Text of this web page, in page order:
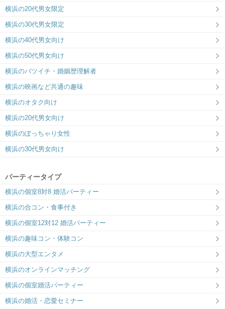
横浜の20代男女限定
横浜の30代男女限定
横浜の40代男女向け
横浜の50代男女向け
横浜のバツイチ・婚姻歴理解者
横浜の映画など共通の趣味
横浜のオタク向け
横浜の20代男女向け
横浜のぽっちゃり女性
横浜の30代男女向け
パーティータイプ
横浜の個室8対8 婚活パーティー
横浜の合コン・食事付き
横浜の個室12対12 婚活パーティー
横浜の趣味コン・体験コン
横浜の大型エンタメ
横浜のオンラインマッチング
横浜の個室婚活パーティー
横浜の婚活・恋愛セミナー